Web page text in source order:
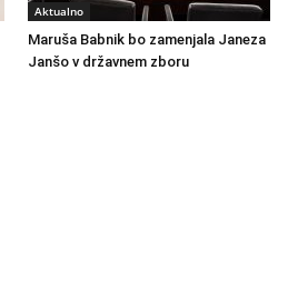
Aktualno
Maruša Babnik bo zamenjala Janeza
Janšo v državnem zboru